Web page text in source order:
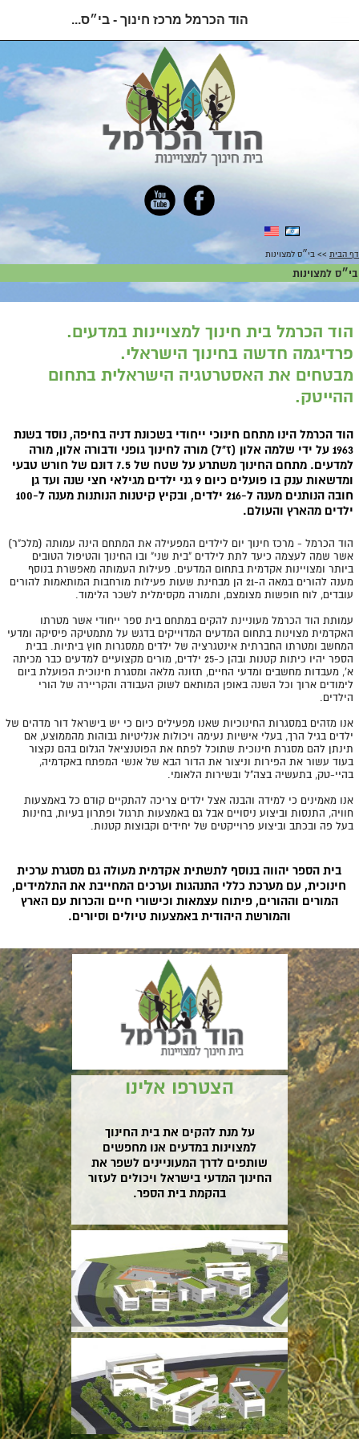
הוד הכרמל מרכז חינוך - בי״ס...
דף הבית >> בי״ס למצוינות
בי״ס למצוינות
הוד הכרמל בית חינוך למצויינות במדעים.
פרדיגמה חדשה בחינוך הישראלי.
מבטחים את האסטרטגיה הישראלית בתחום
ההייטק.
הוד הכרמל הינו מתחם חינוכי ייחודי בשכונת דניה בחיפה, נוסד בשנת
1963 על ידי שלמה אלון (ז"ל) מורה לחינוך גופני ודבורה אלון, מורה
למדעים. מתחם החינוך משתרע על שטח של 7.5 דונם של חורש טבעי
ומדשאות ענק בו פועלים כיום 9 גני ילדים מגילאי חצי שנה ועד גן
חובה הנותנים מענה ל-216 ילדים, ובקיץ קיטנות הנותנות מענה ל-100
ילדים מהארץ והעולם.
הוד הכרמל - מרכז חינוך יום לילדים המפעילה את המתחם הינה עמותה (מלכ"ר)
אשר שמה לעצמה כיעד לתת לילדים "בית שני" ובו החינוך והטיפול הטובים
ביותר ומצויינות אקדמית בתחום המדעים. פעילות העמותה מאפשרת בנוסף
מענה להורים במאה ה-21 הן מבחינת שעות פעילות מורחבות המותאמות להורים
עובדים, לוח חופשות מצומצם, ותמורה מקסימלית לשכר הלימוד.
עמותת הוד הכרמל מעוניינת להקים במתחם בית ספר ייחודי אשר מטרתו
האקדמית מצוינות בתחום המדעים המדוייקים בדגש על מתמטיקה פיסיקה ומדעי
המחשב ומטרתו החברתית אינטגרציה של ילדים ממסגרות חוץ ביתיות. בבית
הספר יהיו כיתות קטנות ובהן כ-25 ילדים, מורים מקצועיים למדעים כבר מכיתה
א', מעבדות מחשבים ומדעי החיים, תזונה מלאה ומסגרת חינוכית הפועלת ביום
לימודים ארוך וכל השנה באופן המותאם לשוק העבודה והקריירה של הורי
הילדים.
אנו מזהים במסגרות החינוכיות שאנו מפעילים כיום כי יש בישראל דור מדהים של
ילדים בגיל הרך, בעלי אישיות נעימה ויכולות אנליטיות גבוהות מהממוצע, אם
תינתן להם מסגרת חינוכית שתוכל לפתח את הפוטנציאל הגלום בהם נקצור
בעוד עשור את הפירות וניצור את הדור הבא של אנשי המפתח באקדמיה,
בהיי-טק, בתעשיה בצה"ל ובשירות הלאומי.
אנו מאמינים כי למידה והבנה אצל ילדים צריכה להתקיים קודם כל באמצעות
חוויה, התנסות וביצוע ניסויים אבל גם באמצעות תרגול ופתרון בעיות, בחינות
בעל פה ובכתב וביצוע פרוייקטים של יחידים וקבוצות קטנות.
בית הספר יהווה בנוסף לתשתית אקדמית מעולה גם מסגרת ערכית
חינוכית, עם מערכת כללי התנהגות וערכים המחייבת את התלמידים,
המורים וההורים, פיתוח עצמאות וכישורי חיים והכרות עם הארץ
והמורשת היהודית באמצעות טיולים וסיורים.
הצטרפו אלינו
על מנת להקים את בית החינוך
למצוינות במדעים אנו מחפשים
שותפים לדרך המעוניינים לשפר את
החינוך המדעי בישראל ויכולים לעזור
בהקמת בית הספר.